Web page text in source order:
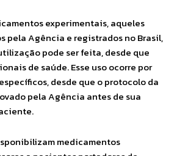
experimentais, aqueles
pela Agência e registrados no Brasil,
pode ser feita, desde que
de saúde. Esse uso ocorre por
desde que o protocolo da
pela Agência antes de sua
medicamentos